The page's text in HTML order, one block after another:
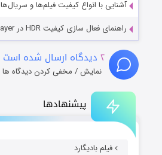
پیشنهادها
فیلم بادیگارد
آشنایی با انواع کیفیت فیلم‌ها و سریال‌ها
راهنمای فعال سازی کیفیت HDR در PotPlayer
۲ دیدگاه ارسال شده است
نمایش / مخفی کردن دیدگاه ها